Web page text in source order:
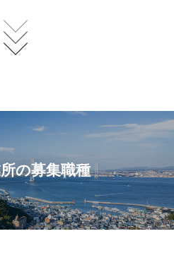
の募集職種